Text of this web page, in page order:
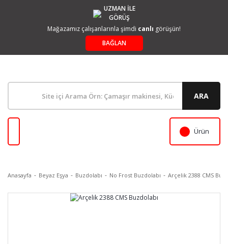
UZMAN İLE
GÖRÜŞ
Mağazamız çalışanlarınla şimdi canlı görüşün!
BAĞLAN
ARA
Ürün
Anasayfa Beyaz Eşya Buzdolabı No Frost Buzdolabı Arçelik 2388 CMS